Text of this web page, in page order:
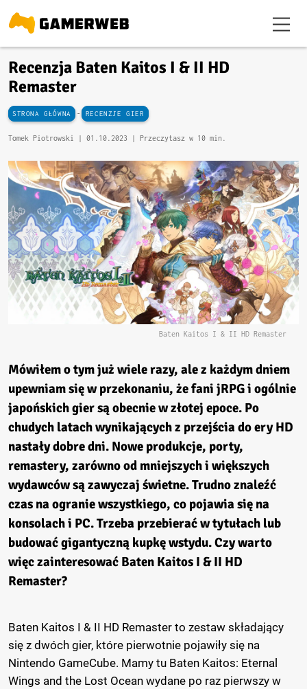
Recenzja Baten Kaitos I & II HD
Remaster
STRONA GŁÓWNA - RECENZJE GIER
Tomek Piotrowski | 01.10.2023 | Przeczytasz w 10 min.
Baten Kaitos I & II HD Remaster
Mówiłem o tym już wiele razy, ale z każdym dniem
upewniam się w przekonaniu, że fani jRPG i ogólnie
japońskich gier są obecnie w złotej epoce. Po
chudych latach wynikających z przejścia do ery HD
nastały dobre dni. Nowe produkcje, porty,
remastery, zarówno od mniejszych i większych
wydawców są zawyczaj świetne. Trudno znaleźć
czas na ogranie wszystkiego, co pojawia się na
konsolach i PC. Trzeba przebierać w tytułach lub
budować gigantyczną kupkę wstydu. Czy warto
więc zainteresować Baten Kaitos I & II HD
Remaster?
Baten Kaitos I & II HD Remaster to zestaw składający
się z dwóch gier, które pierwotnie pojawiły się na
Nintendo GameCube. Mamy tu Baten Kaitos: Eternal
Wings and the Lost Ocean wydane po raz pierwszy w